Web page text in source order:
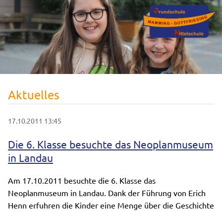
Aktuelles
17.10.2011 13:45
Die 6. Klasse besuchte das Neoplanmuseum
in Landau
Am 17.10.2011 besuchte die 6. Klasse das
Neoplanmuseum in Landau. Dank der Führung von Erich
Henn erfuhren die Kinder eine Menge über die Geschichte